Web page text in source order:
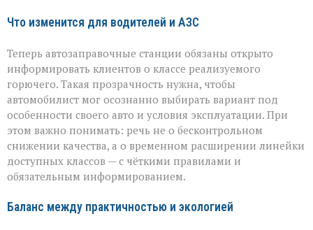
Что изменится для водителей и АЗС
Теперь автозаправочные станции обязаны открыто
информировать клиентов о классе реализуемого
горючего. Такая прозрачность нужна, чтобы
автомобилист мог осознанно выбирать вариант под
особенности своего авто и условия эксплуатации. При
этом важно понимать: речь не о бесконтрольном
снижении качества, а о временном расширении линейки
доступных классов — с чёткими правилами и
обязательным информированием.
Баланс между практичностью и экологией